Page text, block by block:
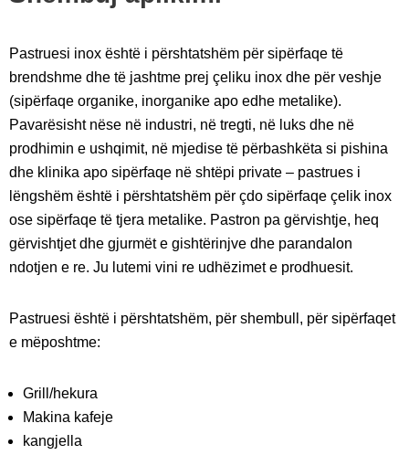
Pastruesi inox është i përshtatshëm për sipërfaqe të
brendshme dhe të jashtme prej çeliku inox dhe për veshje
(sipërfaqe organike, inorganike apo edhe metalike).
Pavarësisht nëse në industri, në tregti, në luks dhe në
prodhimin e ushqimit, në mjedise të përbashkëta si pishina
dhe klinika apo sipërfaqe në shtëpi private – pastrues i
lëngshëm është i përshtatshëm për çdo sipërfaqe çelik inox
ose sipërfaqe të tjera metalike. Pastron pa gërvishtje, heq
gërvishtjet dhe gjurmët e gishtërinjve dhe parandalon
ndotjen e re. Ju lutemi vini re udhëzimet e prodhuesit.
Pastruesi është i përshtatshëm, për shembull, për sipërfaqet
e mëposhtme:
Grill/hekura
Makina kafeje
kangjella